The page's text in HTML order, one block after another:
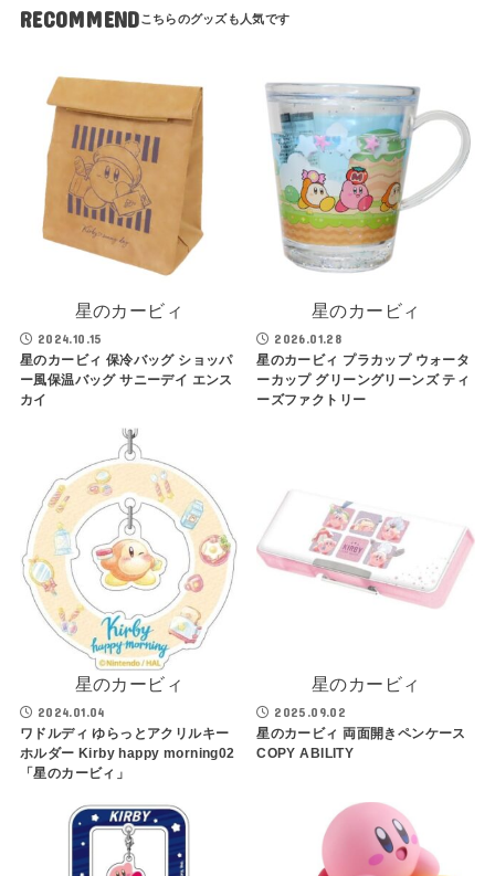
RECOMMEND
星のカービィ
2024.10.15
星のカービィ 保冷バッグ ショッパ
ー風保温バッグ サニーデイ エンス
カイ
星のカービィ
2026.01.28
星のカービィ プラカップ ウォータ
ーカップ グリーングリーンズ ティ
ーズファクトリー
星のカービィ
2024.01.04
ワドルディ ゆらっとアクリルキー
ホルダー Kirby happy morning02
「星のカービィ」
星のカービィ
2025.09.02
星のカービィ 両面開きペンケース
COPY ABILITY